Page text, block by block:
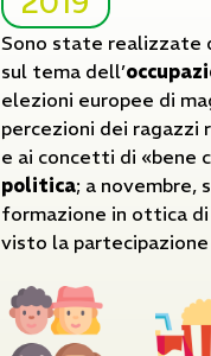
Sono state realizzate
sul tema dell’
elezioni europee di
percezioni dei
e ai concetti di «bene
politica; a novembre,
formazione in ottica di
visto la